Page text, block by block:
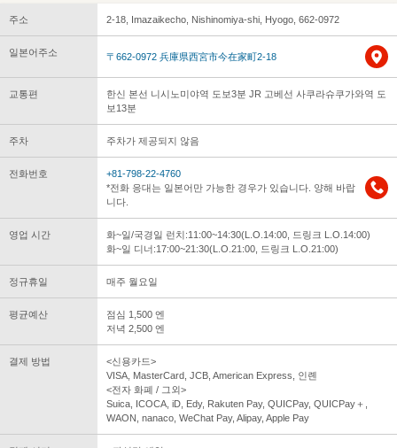
주소 2-18, Imazaikecho, Nishinomiya-shi, Hyogo, 662-0972
일본어주소 〒662-0972 兵庫県西宮市今在家町2-18
교통편
한신 본선 니시노미야역 도보3분 JR 고베선 사쿠라슈쿠가와역 도
보13분
주차 주차가 제공되지 않음
전화번호
+81-798-22-4760
*전화 응대는 일본어만 가능한 경우가 있습니다. 양해 바랍
니다.
영업 시간
화~일/국경일 런치:11:00~14:30(L.O.14:00, 드링크 L.O.14:00)
화~일 디너:17:00~21:30(L.O.21:00, 드링크 L.O.21:00)
정규휴일 매주 월요일
평균예산
점심 1,500 엔
저녁 2,500 엔
결제 방법
<신용카드>
VISA, MasterCard, JCB, American Express, 인롄
<전자 화폐 / 그외>
Suica, ICOCA, iD, Edy, Rakuten Pay, QUICPay, QUICPay＋,
WAON, nanaco, WeChat Pay, Alipay, Apple Pay